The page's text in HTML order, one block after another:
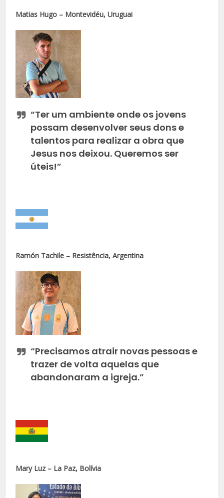
Matias Hugo – Montevidéu, Uruguai
“Ter um ambiente onde os jovens
possam desenvolver seus dons e
talentos para realizar a obra que
Jesus nos deixou. Queremos ser
úteis!”
Ramón Tachile – Resistência, Argentina
“Precisamos atrair novas pessoas e
trazer de volta aquelas que
abandonaram a igreja.”
Mary Luz – La Paz, Bolívia